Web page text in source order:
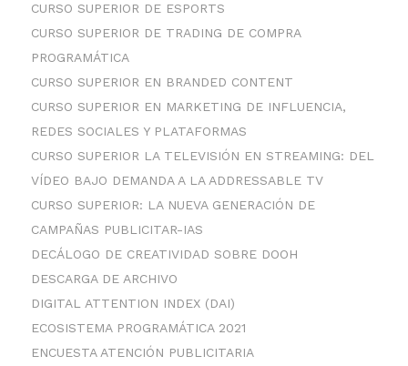
CURSO SUPERIOR DE ESPORTS
CURSO SUPERIOR DE TRADING DE COMPRA
PROGRAMÁTICA
CURSO SUPERIOR EN BRANDED CONTENT
CURSO SUPERIOR EN MARKETING DE INFLUENCIA,
REDES SOCIALES Y PLATAFORMAS
CURSO SUPERIOR LA TELEVISIÓN EN STREAMING: DEL
VÍDEO BAJO DEMANDA A LA ADDRESSABLE TV
CURSO SUPERIOR: LA NUEVA GENERACIÓN DE
CAMPAÑAS PUBLICITAR-IAS
DECÁLOGO DE CREATIVIDAD SOBRE DOOH
DESCARGA DE ARCHIVO
DIGITAL ATTENTION INDEX (DAI)
ECOSISTEMA PROGRAMÁTICA 2021
ENCUESTA ATENCIÓN PUBLICITARIA